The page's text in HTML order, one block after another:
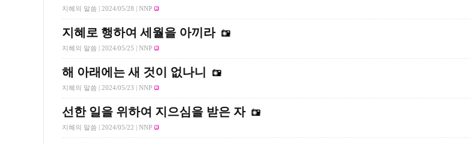
지혜의 말씀 | 2024/05/28 | NNP
지혜로 행하여 세월을 아끼라
지혜의 말씀 | 2024/05/25 | NNP
해 아래에는 새 것이 없나니
지혜의 말씀 | 2024/05/23 | NNP
선한 일을 위하여 지으심을 받은 자
지혜의 말씀 | 2024/05/22 | NNP